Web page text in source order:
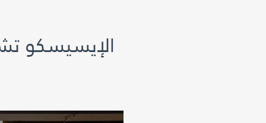
الإيسيسكو